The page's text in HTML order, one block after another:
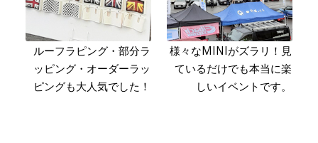
ルーフラピング・部分ラ
ッピング・オーダーラッ
ピングも大人気でした！
様々なMINIがズラリ！見
ているだけでも本当に楽
しいイベントです。